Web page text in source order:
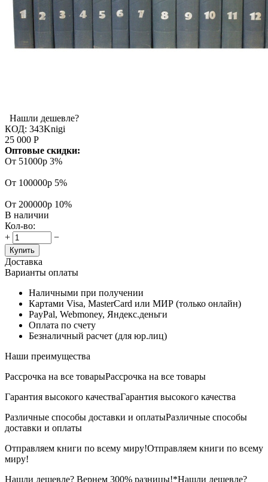
Нашли дешевле?
КОД: 343Knigi
25 000 Р
Оптовые скидки:
От 51000р 3%
От 100000р 5%
От 200000р 10%
В наличии
Кол-во:
+
−
Купить
Доставка
Варианты оплаты
Наличными при получении
Картами Visa, MasterCard или МИР (только онлайн)
PayPal, Webmoney, Яндекс.деньги
Оплата по счету
Безналичный расчет (для юр.лиц)
Наши преимущества
Рассрочка на все товарыРассрочка на все товары
Гарантия высокого качестваГарантия высокого качества
Различные способы доставки и оплатыРазличные способы
доставки и оплаты
Отправляем книги по всему миру!Отправляем книги по всему
миру!
Нашли дешевле? Вернем 300% разницы!*Нашли дешевле?